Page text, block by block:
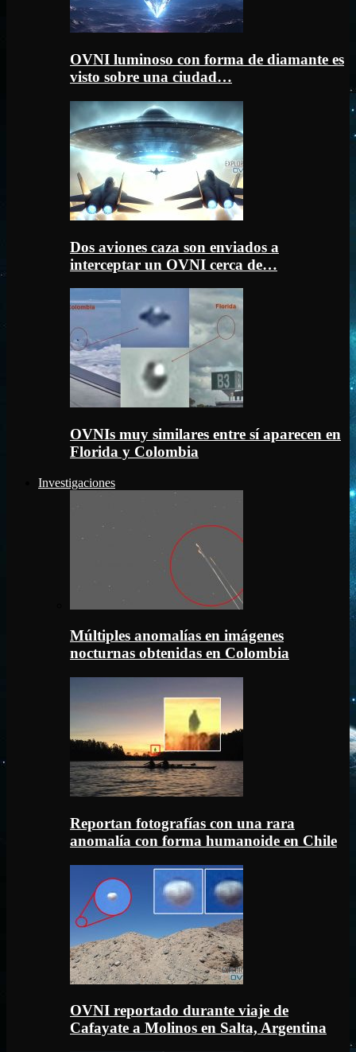
OVNI luminoso con forma de diamante es
visto sobre una ciudad…
Dos aviones caza son enviados a
interceptar un OVNI cerca de…
OVNIs muy similares entre sí aparecen en
Florida y Colombia
Investigaciones
Múltiples anomalías en imágenes
nocturnas obtenidas en Colombia
Reportan fotografías con una rara
anomalía con forma humanoide en Chile
OVNI reportado durante viaje de
Cafayate a Molinos en Salta, Argentina